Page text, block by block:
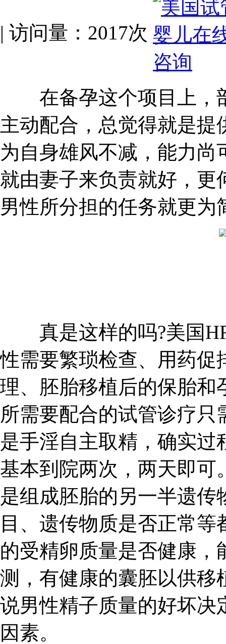
| 访问量：2017次
在备孕这个项目上，
主动配合，总觉得就是提
为自身雄风不减，能力
就由妻子来负责就好，更
男性所分担的任务就更
真是这样的吗?美国
性需要繁琐检查、用药促
理、胚胎移植后的保胎和
所需要配合的试管诊疗
是手淫自主取精，确实
基本到院两次，两天即可
是组成胚胎的另一半遗
目、遗传物质是否正常
的受精卵质量是否健康
测，有健康的囊胚以供移
说男性精子质量的好坏决
因素。